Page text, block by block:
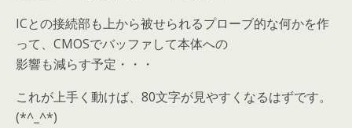
ICとの接続部も上から被せられるプローブ的な何かを作
って、CMOSでバッファして本体への
影響も減らす予定・・・
これが上手く動けば、80文字が見やすくなるはずです。
(*^_^*)